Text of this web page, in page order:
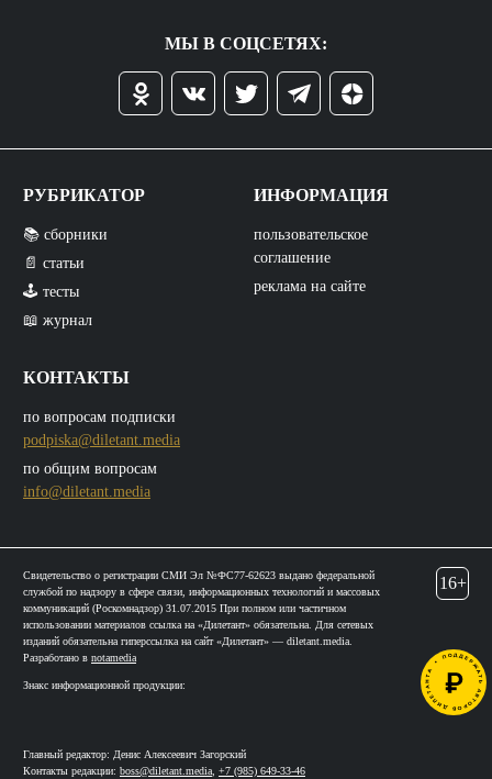
МЫ В СОЦСЕТЯХ:
РУБРИКАТОР
📚 сборники
📄 статьи
🕹️ тесты
📖 журнал
КОНТАКТЫ
по вопросам подписки
podpiska@diletant.media
по общим вопросам
info@diletant.media
ИНФОРМАЦИЯ
пользовательское
соглашение
реклама на сайте
Свидетельство о регистрации СМИ Эл №ФС77-62623 выдано федеральной
службой по надзору в сфере связи, информационных технологий и массовых
коммуникаций (Роскомнадзор) 31.07.2015 При полном или частичном
использовании материалов ссылка на «Дилетант» обязательна. Для сетевых
изданий обязательна гиперссылка на сайт «Дилетант» — diletant.media.
Разработано в notamedia
Знакс информационной продукции:
Главный редактор: Денис Алексеевич Загорский
Контакты редакции: boss@diletant.media +7 (985) 649-33-46
16+